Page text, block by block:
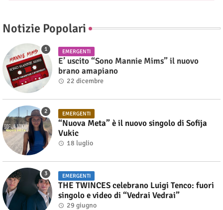
Notizie Popolari
EMERGENTI
E’ uscito “Sono Mannie Mims” il nuovo
brano amapiano
22 dicembre
EMERGENTI
“Nuova Meta” è il nuovo singolo di Sofija
Vukic
18 luglio
EMERGENTI
THE TWINCES celebrano Luigi Tenco: fuori
singolo e video di “Vedrai Vedrai”
29 giugno